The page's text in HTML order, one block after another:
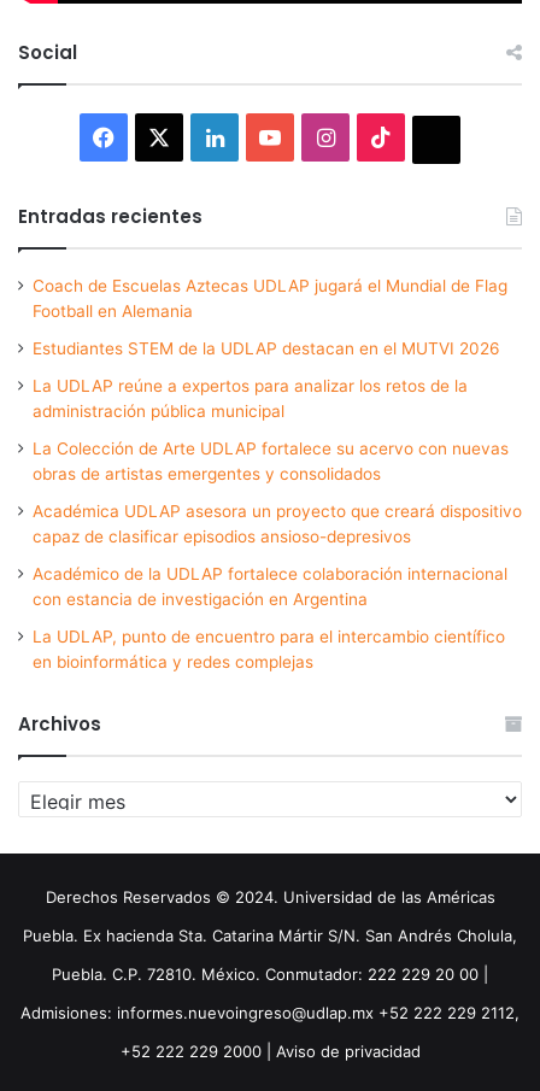
Social
Facebook LinkedInYouTubeInstagram
Entradas recientes
Coach de Escuelas Aztecas UDLAP jugará el Mundial de Flag
Football en Alemania
Estudiantes STEM de la UDLAP destacan en el MUTVI 2026
La UDLAP reúne a expertos para analizar los retos de la
administración pública municipal
La Colección de Arte UDLAP fortalece su acervo con nuevas
obras de artistas emergentes y consolidados
Académica UDLAP asesora un proyecto que creará dispositivo
capaz de clasificar episodios ansioso-depresivos
Académico de la UDLAP fortalece colaboración internacional
con estancia de investigación en Argentina
La UDLAP, punto de encuentro para el intercambio científico
en bioinformática y redes complejas
Archivos
Archivos
Derechos Reservados © 2024. Universidad de las Américas
Puebla. Ex hacienda Sta. Catarina Mártir S/N. San Andrés Cholula,
Puebla. C.P. 72810. México. Conmutador: 222 229 20 00 |
Admisiones: informes.nuevoingreso@udlap.mx +52 222 229 2112,
+52 222 229 2000 | Aviso de privacidad